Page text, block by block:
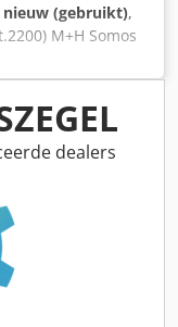
nieuw (gebruikt),
M+H Somos
Jaar 2019
Contactpersoon:
dealers